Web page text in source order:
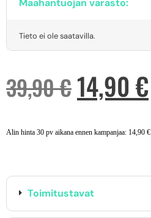
Maahantuojan varasto:
Tieto ei ole saatavilla.
39,90€14,90 €
Alin hinta 30 pv aikana ennen kampanjaa: 14,90 €
Toimitustavat